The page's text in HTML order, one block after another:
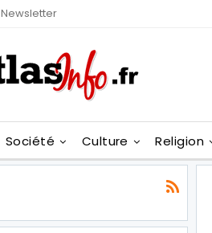
Newsletter
Société Culture Religion